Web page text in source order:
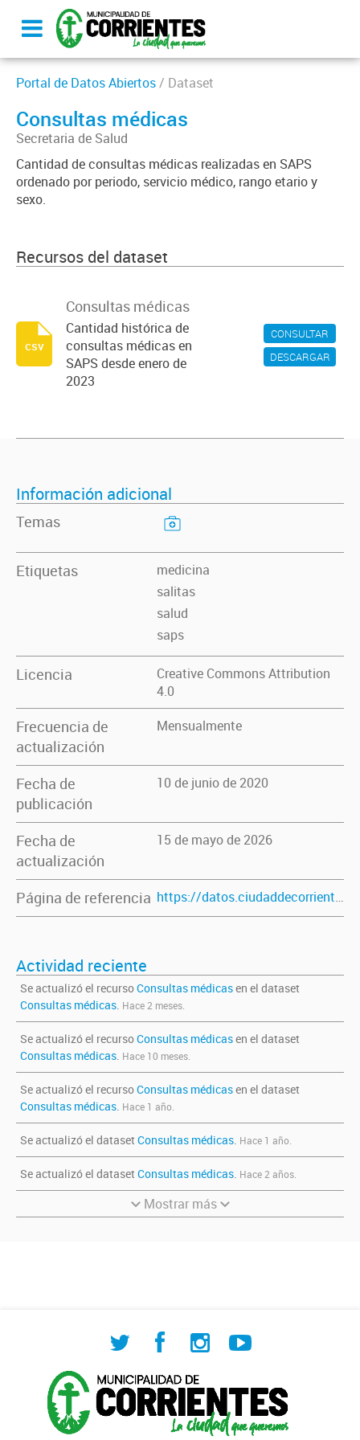
Portal de Datos Abiertos/ Dataset
Consultas médicas
Secretaria de Salud
Cantidad de consultas médicas realizadas en SAPS
ordenado por periodo, servicio médico, rango etario y
sexo.
Recursos del dataset
CONSULTAR
DESCARGAR
Consultas médicas
Cantidad histórica de
consultas médicas en
SAPS desde enero de
2023
csv
Información adicional
Temas
Etiquetas
medicina
salitas
salud
saps
Licencia
Creative Commons Attribution
4.0
Frecuencia de
actualización
Mensualmente
Fecha de
publicación
10 de junio de 2020
Fecha de
actualización
15 de mayo de 2026
Página de referencia https://datos.ciudaddecorrientes.gov.ar/dataset/consultas_medicas
Actividad reciente
Se actualizó el recursoConsultas médicasen el dataset
Consultas médicas. Hace 2 meses.
Se actualizó el recursoConsultas médicasen el dataset
Consultas médicas. Hace 10 meses.
Se actualizó el recursoConsultas médicasen el dataset
Consultas médicas. Hace 1 año.
Se actualizó el dataset Consultas médicas. Hace 1 año.
Se actualizó el dataset Consultas médicas. Hace 2 años.
Mostrar más